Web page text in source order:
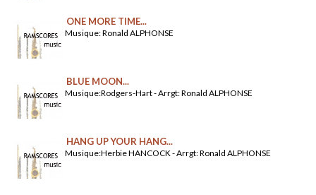
ONE MORE TIME...
Musique: Ronald ALPHONSE
BLUE MOON...
Musique:Rodgers-Hart - Arrgt: Ronald ALPHONSE
HANG UP YOUR HANG...
Musique:Herbie HANCOCK - Arrgt: Ronald ALPHONSE